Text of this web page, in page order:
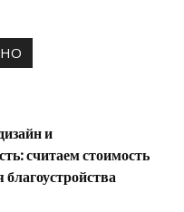
и
считаем стоимость